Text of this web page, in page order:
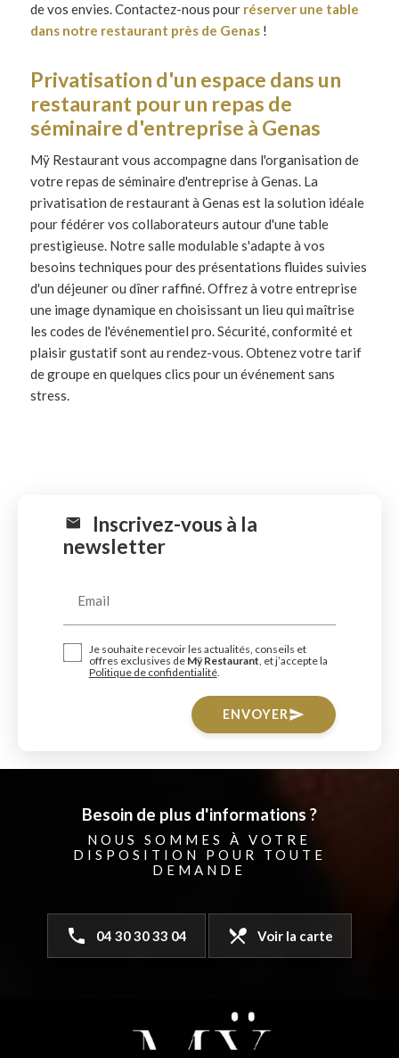
de vos envies.Contactez-nous pour réserver une table
dans notre restaurant près de Genas!
Privatisation d'un espace dans un
restaurant pour un repas de
séminaire d'entreprise à Genas
Mÿ Restaurant vous accompagne dans l'organisation de
votre repas de séminaire d'entreprise à Genas. La
privatisation de restaurant à Genas est la solution idéale
pour fédérer vos collaborateurs autour d'une table
prestigieuse. Notre salle modulable s'adapte à vos
besoins techniques pour des présentations fluides suivies
d'un déjeuner ou dîner raffiné. Offrez à votre entreprise
une image dynamique en choisissant un lieu qui maîtrise
les codes de l'événementiel pro. Sécurité, conformité et
plaisir gustatif sont au rendez-vous. Obtenez votre tarif
de groupe en quelques clics pour un événement sans
stress.
Inscrivez-vous à la
newsletter
Email
Je souhaite recevoir les actualités, conseils et
offres exclusives de Mÿ Restaurant, et j’accepte la
Politique de confidentialité.
ENVOYERsend
Besoin de plus d'informations ?
NOUS SOMMES À VOTRE
DISPOSITION POUR TOUTE
DEMANDE
phone 04 30 30 33 04 local_dining Voir la carte